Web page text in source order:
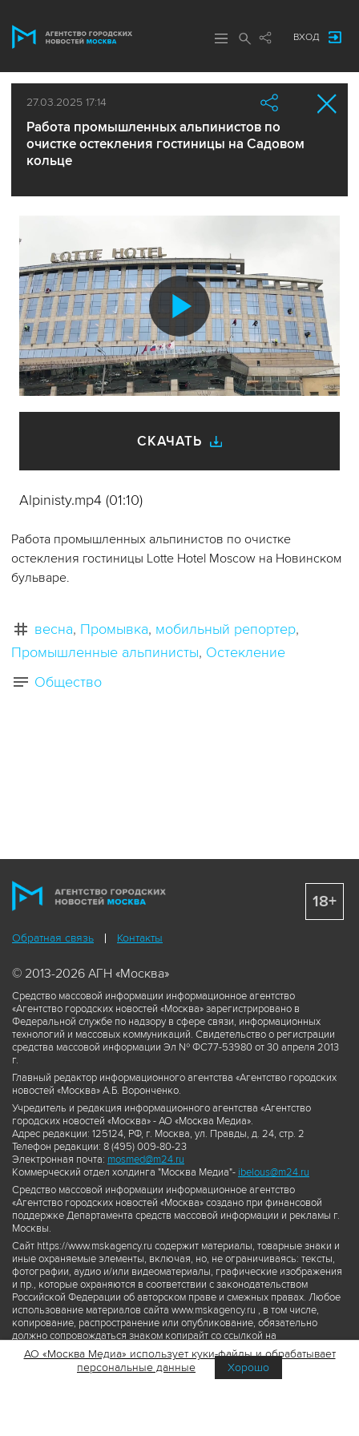
ВХОД
27.03.2025 17:14
Работа промышленных альпинистов по
очистке остекления гостиницы на Садовом
кольце
видео
СКАЧАТЬ
Alpinisty.mp4 (01:10)
Работа промышленных альпинистов по очистке
остекления гостиницы Lotte Hotel Moscow на Новинском
бульваре.
весна Промывка мобильный репортер
Промышленные альпинисты Остекление
Общество
Обратная связь Контакты
© 2013-2026 АГН «Москва»
Средство массовой информации информационное агентство
«Агентство городских новостей «Москва» зарегистрировано в
Федеральной службе по надзору в сфере связи, информационных
технологий и массовых коммуникаций. Свидетельство о регистрации
средства массовой информации Эл № ФС77-53980 от 30 апреля 2013
г.
Главный редактор информационного агентства «Агентство городских
новостей «Москва» А.Б. Воронченко.
Учредитель и редакция информационного агентства «Агентство
городских новостей «Москва» - АО «Москва Медиа».
Адрес редакции: 125124, РФ, г. Москва, ул. Правды, д. 24, стр. 2
Телефон редакции: 8 (495) 009-80-23
Электронная почта: mosmed@m24.ru
Коммерческий отдел холдинга "Москва Медиа"- ibelous@m24.ru
Средство массовой информации информационное агентство
«Агентство городских новостей «Москва» создано при финансовой
поддержке Департамента средств массовой информации и рекламы г.
Москвы.
Сайт https://www.mskagency.ru содержит материалы, товарные знаки и
иные охраняемые элементы, включая, но, не ограничиваясь: тексты,
фотографии, аудио и/или видеоматериалы, графические изображения
и пр., которые охраняются в соответствии с законодательством
Российской Федерации об авторском праве и смежных правах. Любое
использование материалов сайта www.mskagency.ru , в том числе,
копирование, распространение или опубликование, обязательно
должно сопровождаться знаком копирайт со ссылкой на
правообладателя © АО «Москва Медиа», а также гиперссылкой на сайт
www.mskagency.ru как на первоисточник информации. Переработка
материалов сайта www.mskagency.ru не допускается.
18+
АО «Москва Медиа» использует куки-файлы и обрабатывает
персональные данные
Хорошо